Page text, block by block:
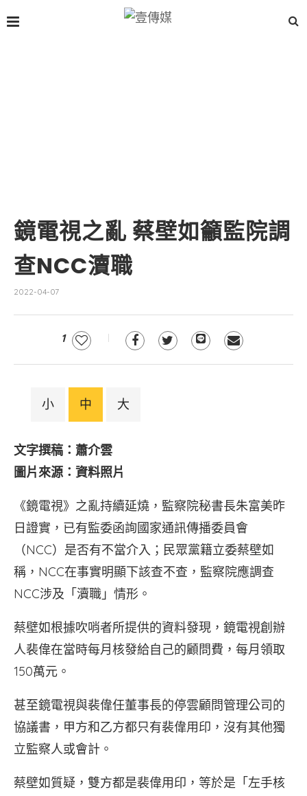
鏡電視之亂 蔡壁如籲監院調
查NCC瀆職
2022-04-07
1
小 中 大
文字撰稿：蕭介雲
圖片來源：資料照片
《鏡電視》之亂持續延燒，監察院秘書長朱富美昨
日證實，已有監委函詢國家通訊傳播委員會
（NCC）是否有不當介入；民眾黨籍立委蔡壁如
稱，NCC在事實明顯下該查不查，監察院應調查
NCC涉及「瀆職」情形。
蔡壁如根據吹哨者所提供的資料發現，鏡電視創辦
人裴偉在當時每月核發給自己的顧問費，每月領取
150萬元。
甚至鏡電視與裴偉任董事長的停雲顧問管理公司的
協議書，甲方和乙方都只有裴偉用印，沒有其他獨
立監察人或會計。
蔡壁如質疑，雙方都是裴偉用印，等於是「左手核